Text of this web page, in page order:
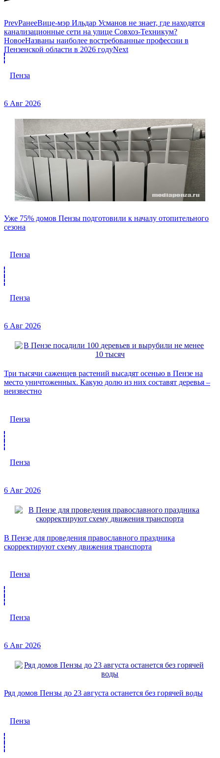
PrevРанееВице-мэр Ильдар Усманов не знает, где находятся
канализационные сети на улице Совхоз-Техникум?
НовоеНазваны наиболее востребованные профессии в
Пензенской области в 2026 годуNext
Пенза
6 Авг 2026
Уже 75% домов Пензы подготовили к началу отопительного
сезона
Пенза
Пенза
6 Авг 2026
Три тысячи саженцев растений высадят осенью в Пензе на
место уничтоженных. Какую долю из них составят деревья –
неизвестно
Пенза
Пенза
6 Авг 2026
В Пензе для проведения православного праздника
скорректируют схему движения транспорта
Пенза
Пенза
6 Авг 2026
Ряд домов Пензы до 23 августа останется без горячей воды
Пенза